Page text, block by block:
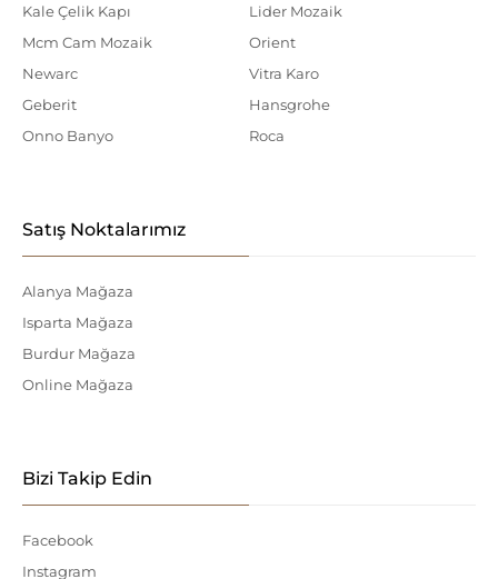
Kale Çelik Kapı
Mcm Cam Mozaik
Newarc
Geberit
Onno Banyo
Lider Mozaik
Orient
Vitra Karo
Hansgrohe
Roca
Satış Noktalarımız
Alanya Mağaza
Isparta Mağaza
Burdur Mağaza
Online Mağaza
Bizi Takip Edin
Facebook
Instagram